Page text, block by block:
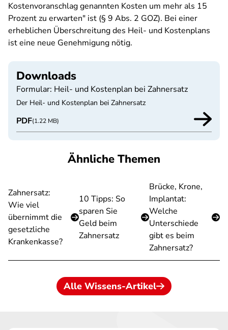
Kostenvoranschlag genannten Kosten um mehr als 15
Prozent zu erwarten" ist (§ 9 Abs. 2 GOZ). Bei einer
erheblichen Überschreitung des Heil- und Kostenplans
ist eine neue Genehmigung nötig.
Downloads
Formular: Heil- und Kostenplan bei Zahnersatz
Der Heil- und Kostenplan bei Zahnersatz
PDF(1.22 MB)
Ähnliche Themen
Zahnersatz:
Wie viel
übernimmt die
gesetzliche
Krankenkasse?
10 Tipps: So
sparen Sie
Geld beim
Zahnersatz
Brücke, Krone,
Implantat:
Welche
Unterschiede
gibt es beim
Zahnersatz?
Alle Wissens-Artikel